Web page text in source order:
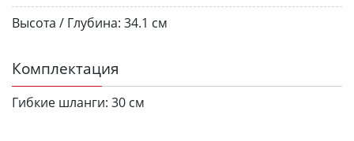
Высота / Глубина: 34.1 см
Комплектация
Гибкие шланги: 30 см